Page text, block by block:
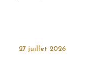
27 juillet 2026